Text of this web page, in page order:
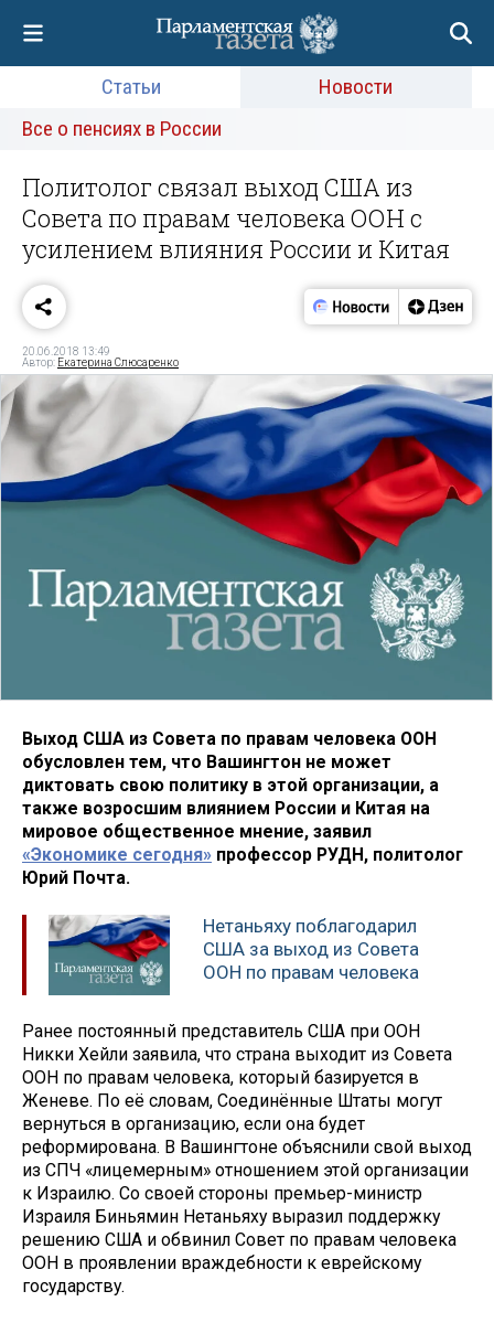
Статьи
Новости
Все о пенсиях в России
Политолог связал выход США из
Совета по правам человека ООН с
усилением влияния России и Китая
20.06.2018 13:49
Автор: Екатерина Слюсаренко
Выход США из Совета по правам человека ООН
обусловлен тем, что Вашингтон не может
диктовать свою политику в этой организации, а
также возросшим влиянием России и Китая на
мировое общественное мнение, заявил
«Экономике сегодня» профессор РУДН, политолог
Юрий Почта.
Нетаньяху поблагодарил
США за выход из Совета
ООН по правам человека
Ранее постоянный представитель США при ООН
Никки Хейли заявила, что страна выходит из Совета
ООН по правам человека, который базируется в
Женеве. По её словам, Соединённые Штаты могут
вернуться в организацию, если она будет
реформирована. В Вашингтоне объяснили свой выход
из СПЧ «лицемерным» отношением этой организации
к Израилю. Со своей стороны премьер-министр
Израиля Биньямин Нетаньяху выразил поддержку
решению США и обвинил Совет по правам человека
ООН в проявлении враждебности к еврейскому
государству.